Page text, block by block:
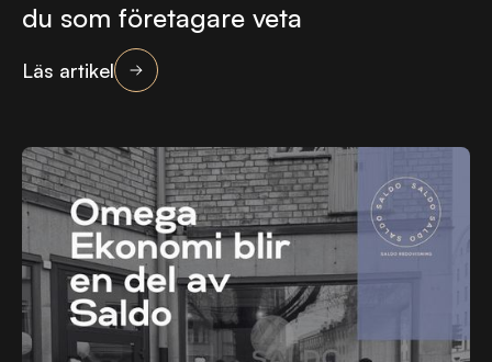
du som företagare veta
Läs artikel